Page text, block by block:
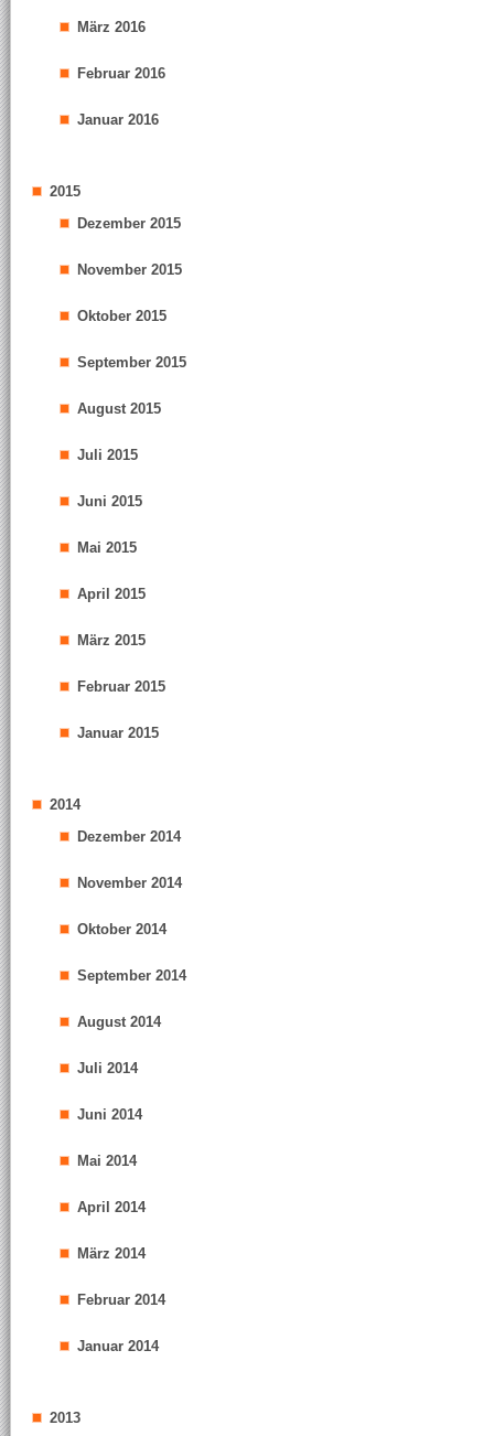
März 2016
Februar 2016
Januar 2016
2015
Dezember 2015
November 2015
Oktober 2015
September 2015
August 2015
Juli 2015
Juni 2015
Mai 2015
April 2015
März 2015
Februar 2015
Januar 2015
2014
Dezember 2014
November 2014
Oktober 2014
September 2014
August 2014
Juli 2014
Juni 2014
Mai 2014
April 2014
März 2014
Februar 2014
Januar 2014
2013